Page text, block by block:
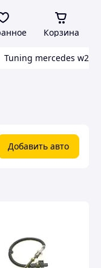
Корзина
Tuning mercedes w211
Добавить авто